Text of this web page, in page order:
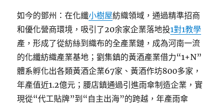
如今的鄧州：在化纖小樹屋紡織領域，通過精準招商
和優化營商環境，吸引了20余家企業落地投1對1教學
產，形成了從紡絲到織布的全產業鏈，成為河南一流
的化纖紡織產業基地；劉集鎮的黃酒產業借力“1+N”
體系孵化出各類黃酒企業67家、黃酒作坊800多家，
年產值近1.2億元；腰店鎮通過引進雨傘制造企業，實
現從“代工貼牌”到“自主出海”的跨越，年產雨傘